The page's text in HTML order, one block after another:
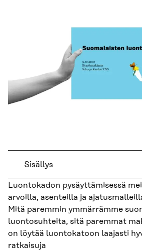
Sisällys
Luontokadon pysäyttämisessä
arvoilla, asenteilla ja
Mitä paremmin ymmärrämme
luontosuhteita, sitä paremmat
on löytää luontokatoon laajasti
ratkaisuja​